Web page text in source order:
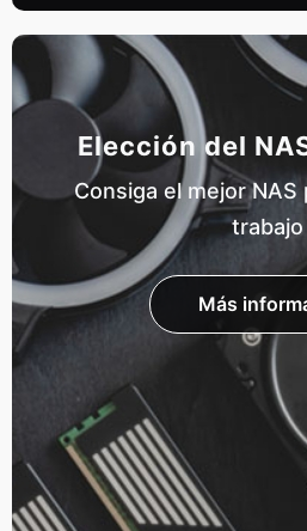
Elección del
Consiga el mejor NAS
trabajo
Más